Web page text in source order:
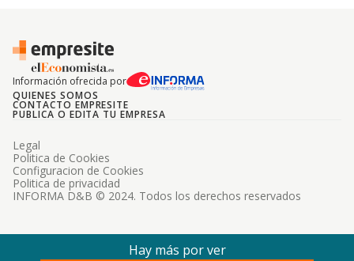
Información ofrecida por
QUIENES SOMOS
CONTACTO EMPRESITE
PUBLICA O EDITA TU EMPRESA
INFORMA D&B © 2024. Todos los derechos reservados
Legal
Politica de Cookies
Configuracion de Cookies
Politica de privacidad
Hay más por ver